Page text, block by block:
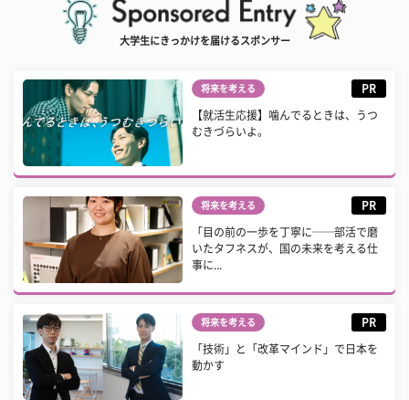
大学生にきっかけを届けるスポンサー
将来を考える PR
【就活生応援】噛んでるときは、うつ
むきづらいよ。
将来を考える PR
「目の前の一歩を丁寧に──部活で磨
いたタフネスが、国の未来を考える仕
事に...
将来を考える PR
「技術」と「改革マインド」で日本を
動かす